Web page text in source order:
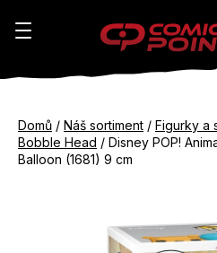
Domů / Náš sortiment / Figurky a
Bobble Head / Disney POP!
Balloon (1681) 9 cm
K
do
obchodu
do
obchodu